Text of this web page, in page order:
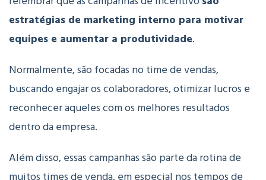
estratégias de marketing interno para motivar
equipes e aumentar a produtividade.
Normalmente, são focadas no time de vendas,
buscando engajar os colaboradores, otimizar lucros e
reconhecer aqueles com os melhores resultados
dentro da empresa.
Além disso, essas campanhas são parte da rotina de